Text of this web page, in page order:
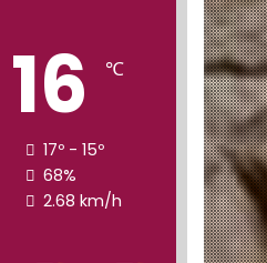
16 ℃
17º - 15º
68%
2.68 km/h